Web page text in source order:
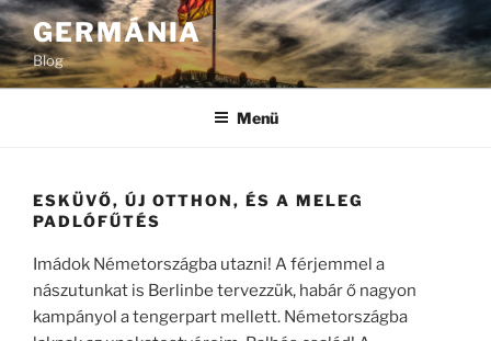
Tartalomhoz
GERMÁNIA
Blog
Menü
ESKÜVŐ, ÚJ OTTHON, ÉS A MELEG
PADLÓFŰTÉS
Imádok Németországba utazni! A férjemmel a
nászutunkat is Berlinbe tervezzük, habár ő nagyon
kampányol a tengerpart mellett. Németországba